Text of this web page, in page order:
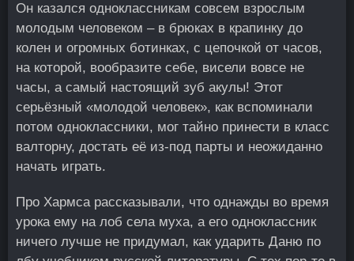
Он казался одноклассникам совсем взрослым
молодым человеком – в брюках в крапинку до
колен и огромных ботинках, с цепочкой от часов,
на которой, вообразите себе, висели вовсе не
часы, а самый настоящий зуб акулы! Этот
серьёзный «молодой человек», как вспоминали
потом одноклассники, мог тайно принести в класс
валторну, достать её из-под парты и неожиданно
начать играть.
Про Хармса рассказывали, что однажды во время
урока ему на лоб села муха, а его одноклассник
ничего лучше не придумал, как ударить Даню по